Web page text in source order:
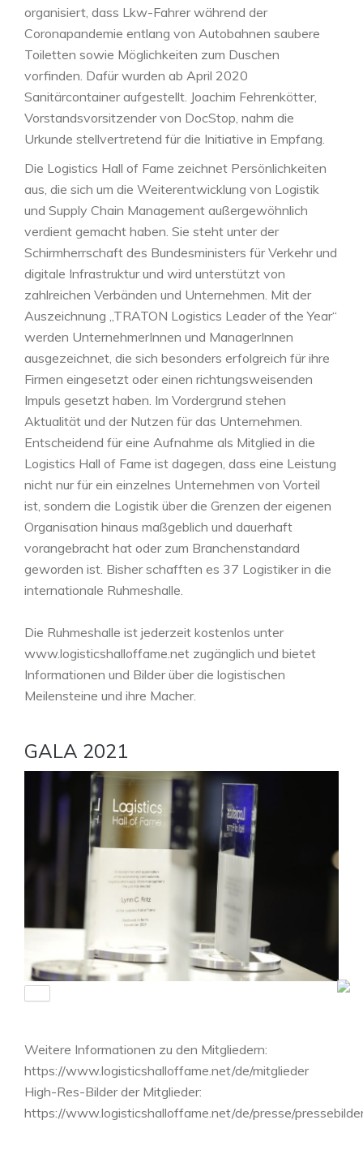
organisiert, dass Lkw-Fahrer während der
Coronapandemie entlang von Autobahnen saubere
Toiletten sowie Möglichkeiten zum Duschen
vorfinden. Dafür wurden ab April 2020
Sanitärcontainer aufgestellt. Joachim Fehrenkötter,
Vorstandsvorsitzender von DocStop, nahm die
Urkunde stellvertretend für die Initiative in Empfang.
Die Logistics Hall of Fame zeichnet Persönlichkeiten
aus, die sich um die Weiterentwicklung von Logistik
und Supply Chain Management außergewöhnlich
verdient gemacht haben. Sie steht unter der
Schirmherrschaft des Bundesministers für Verkehr und
digitale Infrastruktur und wird unterstützt von
zahlreichen Verbänden und Unternehmen. Mit der
Auszeichnung „TRATON Logistics Leader of the Year“
werden UnternehmerInnen und ManagerInnen
ausgezeichnet, die sich besonders erfolgreich für ihre
Firmen eingesetzt oder einen richtungsweisenden
Impuls gesetzt haben. Im Vordergrund stehen
Aktualität und der Nutzen für das Unternehmen.
Entscheidend für eine Aufnahme als Mitglied in die
Logistics Hall of Fame ist dagegen, dass eine Leistung
nicht nur für ein einzelnes Unternehmen von Vorteil
ist, sondern die Logistik über die Grenzen der eigenen
Organisation hinaus maßgeblich und dauerhaft
vorangebracht hat oder zum Branchenstandard
geworden ist. Bisher schafften es 37 Logistiker in die
internationale Ruhmeshalle.
Die Ruhmeshalle ist jederzeit kostenlos unter
www.logisticshalloffame.net zugänglich und bietet
Informationen und Bilder über die logistischen
Meilensteine und ihre Macher.
GALA 2021
Weitere Informationen zu den Mitgliedern:
https://www.logisticshalloffame.net/de/mitglieder
High-Res-Bilder der Mitglieder:
https://www.logisticshalloffame.net/de/presse/